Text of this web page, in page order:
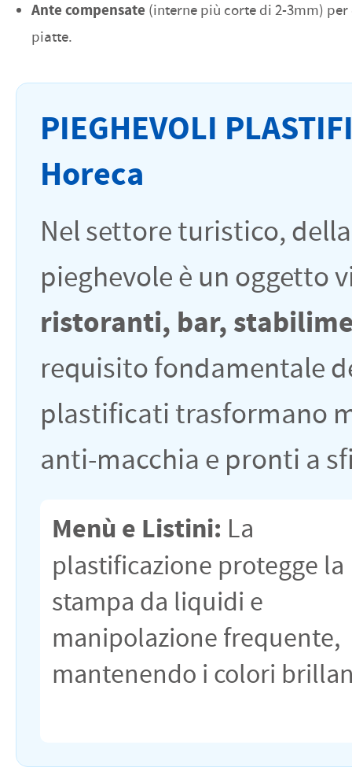
Ante compensate (interne più corte di 2-3mm) per
piatte.
PIEGHEVOLI
Horeca
Nel settore turistico,
pieghevole è un oggetto
ristoranti, bar,
requisito fondamentale
plastificati trasformano
anti-macchia e pronti a
Menù e Listini: La
plastificazione protegge la
stampa da liquidi e
manipolazione frequente,
mantenendo i colori